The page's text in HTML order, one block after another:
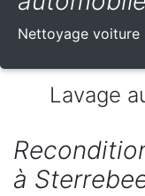
Nettoyage voiture
Lavage
à